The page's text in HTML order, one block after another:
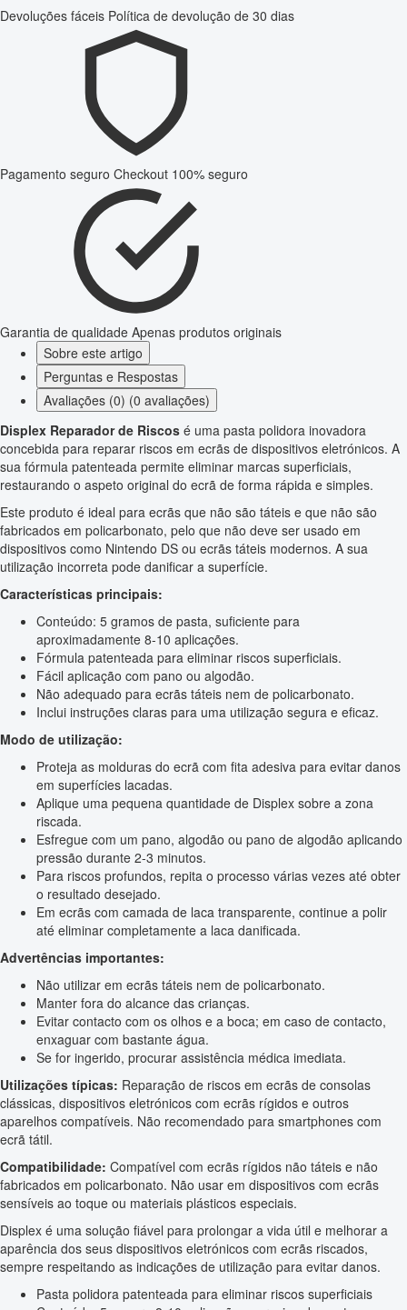
Devoluções fáceis Política de devolução de 30 dias
Pagamento seguro Checkout 100% seguro
Garantia de qualidade Apenas produtos originais
Sobre este artigo
Perguntas e Respostas
Avaliações (0) (0 avaliações)
Displex Reparador de Riscos é uma pasta polidora inovadora
concebida para reparar riscos em ecrãs de dispositivos eletrónicos. A
sua fórmula patenteada permite eliminar marcas superficiais,
restaurando o aspeto original do ecrã de forma rápida e simples.
Este produto é ideal para ecrãs que não são táteis e que não são
fabricados em policarbonato, pelo que não deve ser usado em
dispositivos como Nintendo DS ou ecrãs táteis modernos. A sua
utilização incorreta pode danificar a superfície.
Características principais:
Conteúdo: 5 gramos de pasta, suficiente para
aproximadamente 8-10 aplicações.
Fórmula patenteada para eliminar riscos superficiais.
Fácil aplicação com pano ou algodão.
Não adequado para ecrãs táteis nem de policarbonato.
Inclui instruções claras para uma utilização segura e eficaz.
Modo de utilização:
Proteja as molduras do ecrã com fita adesiva para evitar danos
em superfícies lacadas.
Aplique uma pequena quantidade de Displex sobre a zona
riscada.
Esfregue com um pano, algodão ou pano de algodão aplicando
pressão durante 2-3 minutos.
Para riscos profundos, repita o processo várias vezes até obter
o resultado desejado.
Em ecrãs com camada de laca transparente, continue a polir
até eliminar completamente a laca danificada.
Advertências importantes:
Não utilizar em ecrãs táteis nem de policarbonato.
Manter fora do alcance das crianças.
Evitar contacto com os olhos e a boca; em caso de contacto,
enxaguar com bastante água.
Se for ingerido, procurar assistência médica imediata.
Utilizações típicas: Reparação de riscos em ecrãs de consolas
clássicas, dispositivos eletrónicos com ecrãs rígidos e outros
aparelhos compatíveis. Não recomendado para smartphones com
ecrã tátil.
Compatibilidade: Compatível com ecrãs rígidos não táteis e não
fabricados em policarbonato. Não usar em dispositivos com ecrãs
sensíveis ao toque ou materiais plásticos especiais.
Displex é uma solução fiável para prolongar a vida útil e melhorar a
aparência dos seus dispositivos eletrónicos com ecrãs riscados,
sempre respeitando as indicações de utilização para evitar danos.
Pasta polidora patenteada para eliminar riscos superficiais